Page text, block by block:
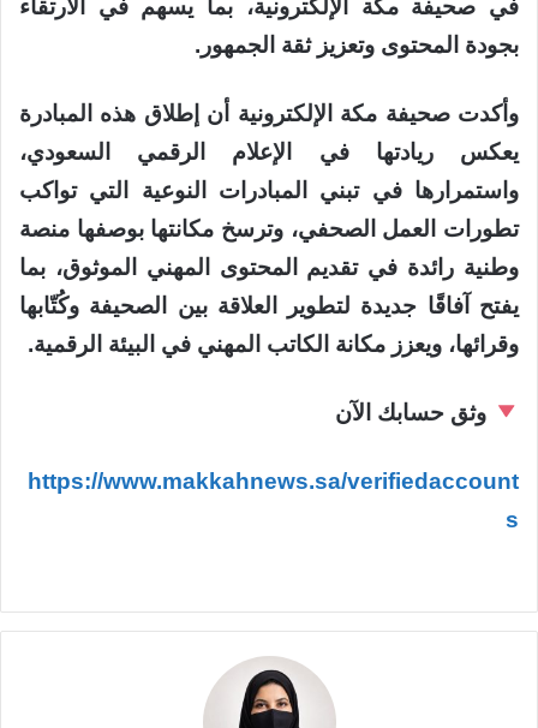
في صحيفة مكة الإلكترونية، بما يسهم في الارتقاء
بجودة المحتوى وتعزيز ثقة الجمهور.
وأكدت صحيفة مكة الإلكترونية أن إطلاق هذه المبادرة
يعكس ريادتها في الإعلام الرقمي السعودي،
واستمرارها في تبني المبادرات النوعية التي تواكب
تطورات العمل الصحفي، وترسخ مكانتها بوصفها منصة
وطنية رائدة في تقديم المحتوى المهني الموثوق، بما
يفتح آفاقًا جديدة لتطوير العلاقة بين الصحيفة وكُتّابها
وقرائها، ويعزز مكانة الكاتب المهني في البيئة الرقمية.
وثق حسابك الآن
https://www.makkahnews.sa/verifiedaccount
s